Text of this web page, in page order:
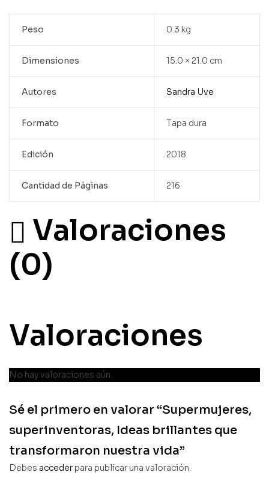
Peso 0.3 kg
Dimensiones 15.0 × 21.0 cm
Autores Sandra Uve
Formato Tapa dura
Edición 2018
Cantidad de Páginas 216
Valoraciones
(0)
Valoraciones
No hay valoraciones aún.
Sé el primero en valorar “Supermujeres,
superinventoras, Ideas brillantes que
transformaron nuestra vida”
Debes acceder para publicar una valoración.